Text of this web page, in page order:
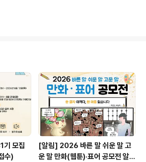
누리방송, 유익하고 재미있습니다. [우리말 아리
새말 수~금: 알고보니 한글은 ◆ [한글 상식] '라
13일 정재환의 한글..
기 모집
수)
[알림] 2026 바른 말 쉬운 말 고
운 말 만화(웹툰)·표어 공모전 알림